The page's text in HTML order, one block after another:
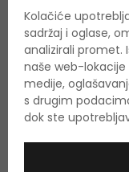
100 ml
Na zalihi
7,00 €
Kolačiće
sadržaj i oglase,
analizirali promet.
naše web-
medije,
s drugim
dok ste